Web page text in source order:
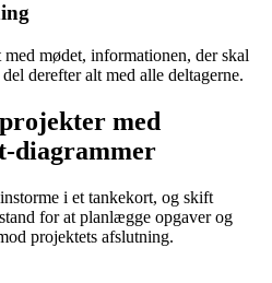
mødet, informationen, der skal
derefter alt med alle deltagerne.
med
diagrammer
i et tankekort, og skift
for at planlægge opgaver og
projektets afslutning.